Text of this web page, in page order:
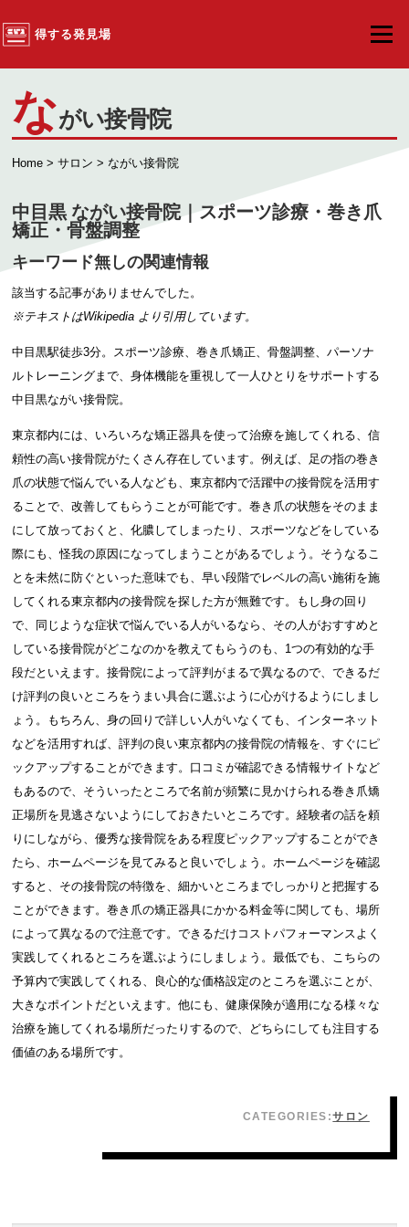
得する発見場
メニュ
ながい接骨院
Home >サロン > ながい接骨院
中目黒 ながい接骨院｜スポーツ診療・巻き爪
矯正・骨盤調整
キーワード無しの関連情報
該当する記事がありませんでした。
※テキストはWikipedia より引用しています。
中目黒駅徒歩3分。スポーツ診療、巻き爪矯正、骨盤調整、パーソナ
ルトレーニングまで、身体機能を重視して一人ひとりをサポートする
中目黒ながい接骨院。
東京都内には、いろいろな矯正器具を使って治療を施してくれる、信
頼性の高い接骨院がたくさん存在しています。例えば、足の指の巻き
爪の状態で悩んでいる人なども、東京都内で活躍中の接骨院を活用す
ることで、改善してもらうことが可能です。巻き爪の状態をそのまま
にして放っておくと、化膿してしまったり、スポーツなどをしている
際にも、怪我の原因になってしまうことがあるでしょう。そうなるこ
とを未然に防ぐといった意味でも、早い段階でレベルの高い施術を施
してくれる東京都内の接骨院を探した方が無難です。もし身の回り
で、同じような症状で悩んでいる人がいるなら、その人がおすすめと
している接骨院がどこなのかを教えてもらうのも、1つの有効的な手
段だといえます。接骨院によって評判がまるで異なるので、できるだ
け評判の良いところをうまい具合に選ぶように心がけるようにしまし
ょう。もちろん、身の回りで詳しい人がいなくても、インターネット
などを活用すれば、評判の良い東京都内の接骨院の情報を、すぐにピ
ックアップすることができます。口コミが確認できる情報サイトなど
もあるので、そういったところで名前が頻繁に見かけられる巻き爪矯
正場所を見逃さないようにしておきたいところです。経験者の話を頼
りにしながら、優秀な接骨院をある程度ピックアップすることができ
たら、ホームページを見てみると良いでしょう。ホームページを確認
すると、その接骨院の特徴を、細かいところまでしっかりと把握する
ことができます。巻き爪の矯正器具にかかる料金等に関しても、場所
によって異なるので注意です。できるだけコストパフォーマンスよく
実践してくれるところを選ぶようにしましょう。最低でも、こちらの
予算内で実践してくれる、良心的な価格設定のところを選ぶことが、
大きなポイントだといえます。他にも、健康保険が適用になる様々な
治療を施してくれる場所だったりするので、どちらにしても注目する
価値のある場所です。
CATEGORIES:サロン